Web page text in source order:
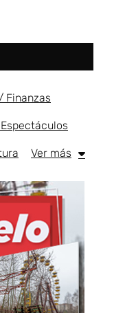
Finanzas
Ver más